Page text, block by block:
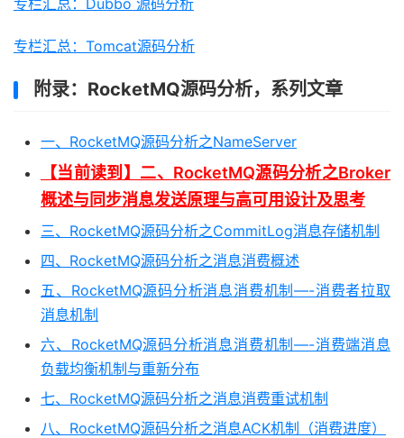
专栏汇总：Dubbo 源码分析
专栏汇总：Tomcat源码分析
附录：RocketMQ源码分析，系列文章
一、RocketMQ源码分析之NameServer
【当前读到】二、RocketMQ源码分析之Broker
概述与同步消息发送原理与高可用设计及思考
三、RocketMQ源码分析之CommitLog消息存储机制
四、RocketMQ源码分析之消息消费概述
五、RocketMQ源码分析消息消费机制—-消费者拉取
消息机制
六、RocketMQ源码分析消息消费机制—-消费端消息
负载均衡机制与重新分布
七、RocketMQ源码分析之消息消费重试机制
八、RocketMQ源码分析之消息ACK机制（消费进度）